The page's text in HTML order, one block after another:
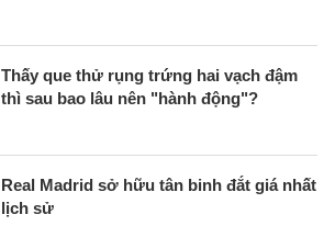
Thấy que thử rụng trứng hai vạch đậm
thì sau bao lâu nên "hành động"?
Real Madrid sở hữu tân binh đắt giá nhất
lịch sử